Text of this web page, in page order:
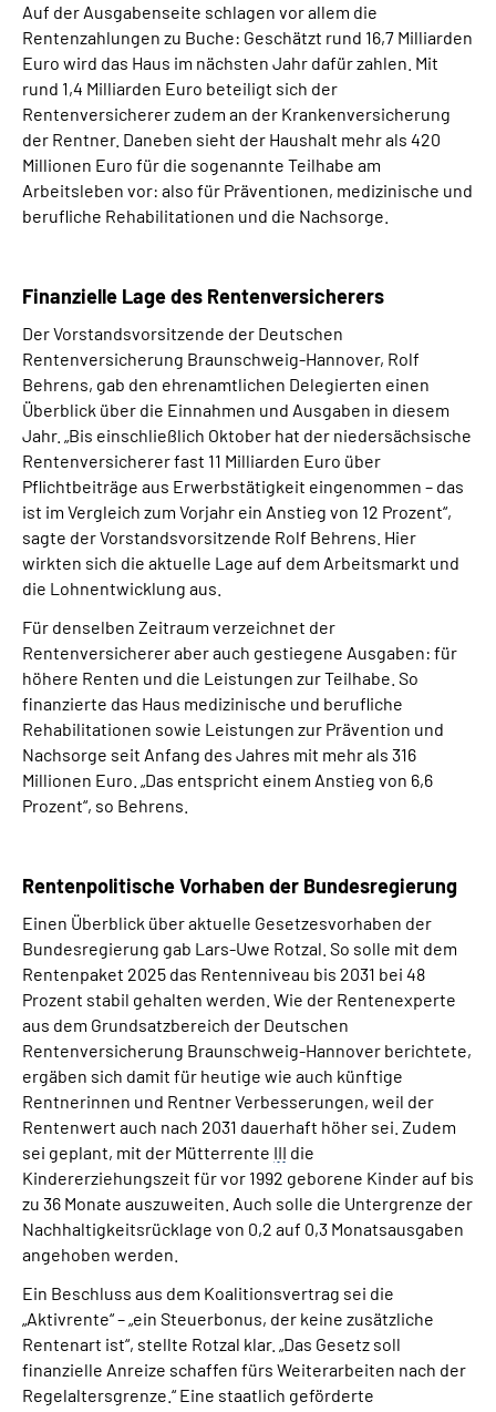
Auf der Ausgabenseite schlagen vor allem die
Rentenzahlungen zu Buche: Geschätzt rund 16,7 Milliarden
Euro wird das Haus im nächsten Jahr dafür zahlen. Mit
rund 1,4 Milliarden Euro beteiligt sich der
Rentenversicherer zudem an der Krankenversicherung
der Rentner. Daneben sieht der Haushalt mehr als 420
Millionen Euro für die sogenannte Teilhabe am
Arbeitsleben vor: also für Präventionen, medizinische und
berufliche Rehabilitationen und die Nachsorge.
Finanzielle Lage des Rentenversicherers
Der Vorstandsvorsitzende der Deutschen
Rentenversicherung Braunschweig-Hannover, Rolf
Behrens, gab den ehrenamtlichen Delegierten einen
Überblick über die Einnahmen und Ausgaben in diesem
Jahr. „Bis einschließlich Oktober hat der niedersächsische
Rentenversicherer fast 11 Milliarden Euro über
Pflichtbeiträge aus Erwerbstätigkeit eingenommen – das
ist im Vergleich zum Vorjahr ein Anstieg von 12 Prozent“,
sagte der Vorstandsvorsitzende Rolf Behrens. Hier
wirkten sich die aktuelle Lage auf dem Arbeitsmarkt und
die Lohnentwicklung aus.
Für denselben Zeitraum verzeichnet der
Rentenversicherer aber auch gestiegene Ausgaben: für
höhere Renten und die Leistungen zur Teilhabe. So
finanzierte das Haus medizinische und berufliche
Rehabilitationen sowie Leistungen zur Prävention und
Nachsorge seit Anfang des Jahres mit mehr als 316
Millionen Euro. „Das entspricht einem Anstieg von 6,6
Prozent“, so Behrens.
Rentenpolitische Vorhaben der Bundesregierung
Einen Überblick über aktuelle Gesetzesvorhaben der
Bundesregierung gab Lars-Uwe Rotzal. So solle mit dem
Rentenpaket 2025 das Rentenniveau bis 2031 bei 48
Prozent stabil gehalten werden. Wie der Rentenexperte
aus dem Grundsatzbereich der Deutschen
Rentenversicherung Braunschweig-Hannover berichtete,
ergäben sich damit für heutige wie auch künftige
Rentnerinnen und Rentner Verbesserungen, weil der
Rentenwert auch nach 2031 dauerhaft höher sei. Zudem
sei geplant, mit der Mütterrente III die
Kindererziehungszeit für vor 1992 geborene Kinder auf bis
zu 36 Monate auszuweiten. Auch solle die Untergrenze der
Nachhaltigkeitsrücklage von 0,2 auf 0,3 Monatsausgaben
angehoben werden.
Ein Beschluss aus dem Koalitionsvertrag sei die
„Aktivrente“ – „ein Steuerbonus, der keine zusätzliche
Rentenart ist“, stellte Rotzal klar. „Das Gesetz soll
finanzielle Anreize schaffen fürs Weiterarbeiten nach der
Regelaltersgrenze.“ Eine staatlich geförderte